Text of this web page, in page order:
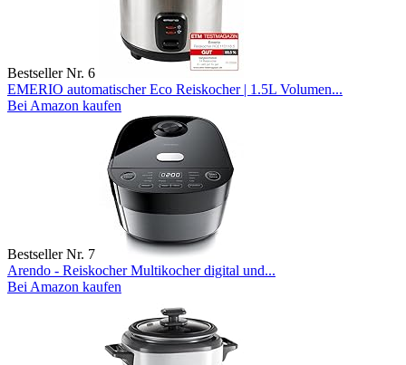
Bestseller Nr. 6
EMERIO automatischer Eco Reiskocher | 1.5L Volumen...
Bei Amazon kaufen
Bestseller Nr. 7
Arendo - Reiskocher Multikocher digital und...
Bei Amazon kaufen